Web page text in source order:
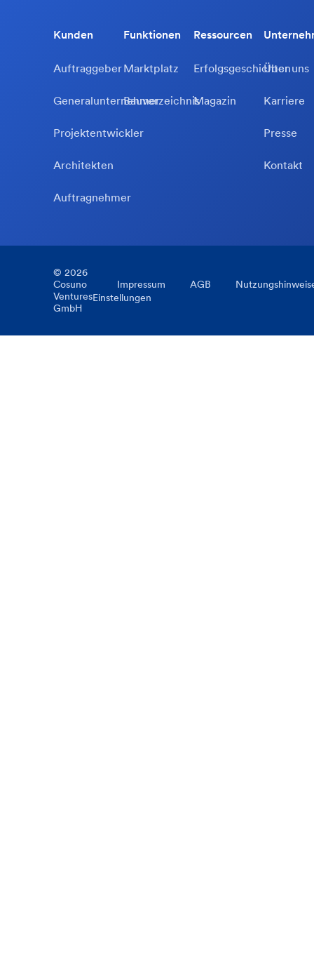
Kunden
Auftraggeber
Generalunternehmer
Projektentwickler
Architekten
Auftragnehmer
Funktionen
Marktplatz
Bauverzeichnis
Ressourcen
Erfolgsgeschichten
Magazin
Über uns
Karriere
Presse
Kontakt
© 2026
Cosuno
Ventures
GmbH
Impressum AGB
Einstellungen